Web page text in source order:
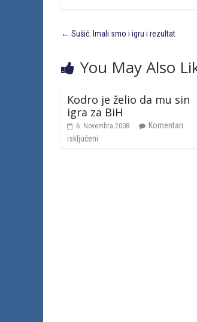
← Sušić: Imali smo i igru i rezultat
You May Also
Kodro je želio da mu sin
igra za BiH
6. Novembra 2008.
Komentari
isključeni